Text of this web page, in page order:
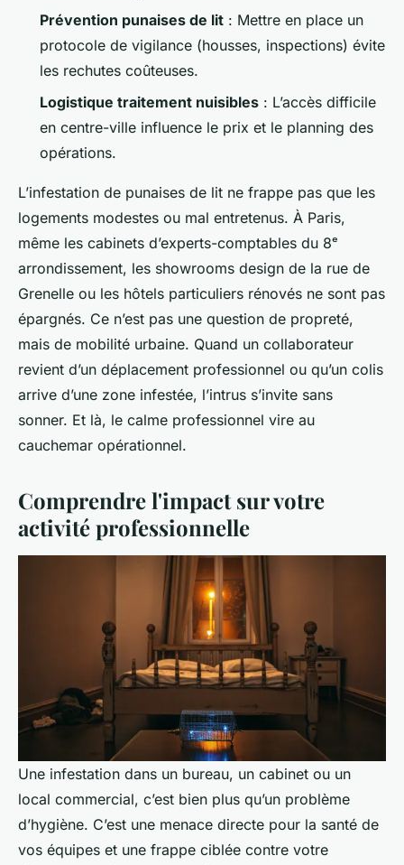
Prévention punaises de lit : Mettre en place un
protocole de vigilance (housses, inspections) évite
les rechutes coûteuses.
Logistique traitement nuisibles : L’accès difficile
en centre-ville influence le prix et le planning des
opérations.
L’infestation de punaises de lit ne frappe pas que les
logements modestes ou mal entretenus. À Paris,
même les cabinets d’experts-comptables du 8ᵉ
arrondissement, les showrooms design de la rue de
Grenelle ou les hôtels particuliers rénovés ne sont pas
épargnés. Ce n’est pas une question de propreté,
mais de mobilité urbaine. Quand un collaborateur
revient d’un déplacement professionnel ou qu’un colis
arrive d’une zone infestée, l’intrus s’invite sans
sonner. Et là, le calme professionnel vire au
cauchemar opérationnel.
Comprendre l'impact sur votre
activité professionnelle
Une infestation dans un bureau, un cabinet ou un
local commercial, c’est bien plus qu’un problème
d’hygiène. C’est une menace directe pour la santé de
vos équipes et une frappe ciblée contre votre